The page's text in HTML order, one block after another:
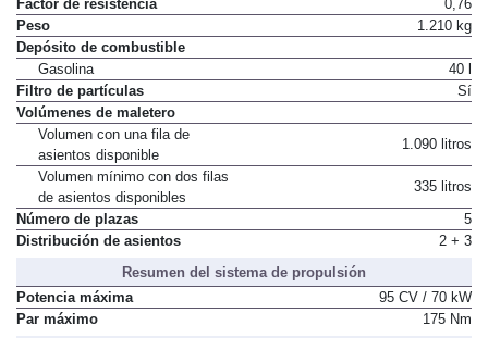
Factor de resistencia
0,76
Peso
1.210 kg
Depósito de combustible
Gasolina
40 l
Filtro de partículas
Sí
Volúmenes de maletero
Volumen con una fila de
asientos disponible
1.090 litros
Volumen mínimo con dos filas
de asientos disponibles
335 litros
Número de plazas
5
Distribución de asientos
2 + 3
Resumen del sistema de propulsión
Potencia máxima
95 CV / 70 kW
Par máximo
175 Nm